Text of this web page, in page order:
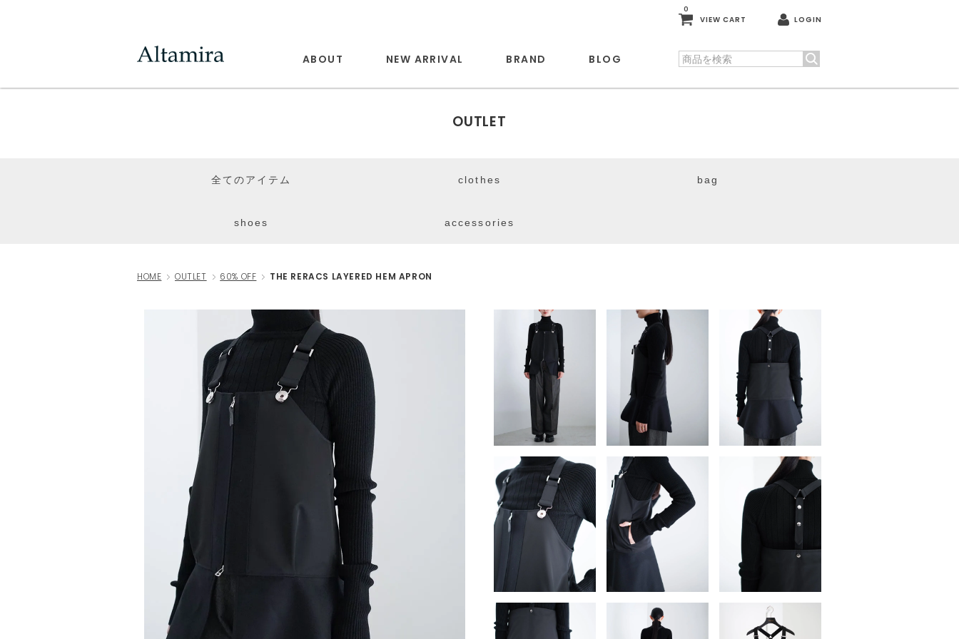
0
VIEW CART LOGIN
ABOUT NEW ARRIVAL BRAND BLOG
OUTLET
全てのアイテム clothes bag
shoes accessories
HOME OUTLET 60% OFF THE RERACS LAYERED HEM APRON